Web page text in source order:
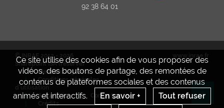
Ce site utilise des cookies afin de vous proposer des
vidéos, des boutons de partage, des remontées de
contenus de plateformes sociales et des contenus
animés et interactifs.
En savoir + Tout refuser
92 38 64 01
© INRAE 2012 - 2026
Sharepoint ISA (réservé)
Mentions legales
Conditions générales
Actualités
Contact
Crédits
www.inrae.fr